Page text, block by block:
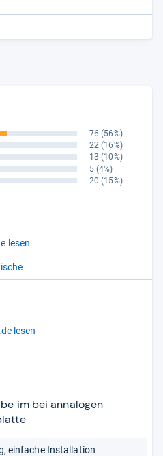
76 (56%)
22 (16%)
13 (10%)
5 (4%)
20 (15%)
lesen
lesen
im bei annalogen
einfache Installation